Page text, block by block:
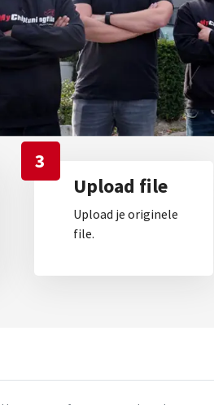
3
Upload file
Upload je originele
file.